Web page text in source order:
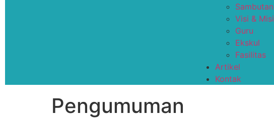
Sambutan
Visi & Misi
Guru
Ekskul
Fasilitas
Artikel
Kontak
Pengumuman